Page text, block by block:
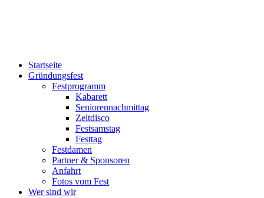
Startseite
Gründungsfest
Festprogramm
Kabarett
Seniorennachmittag
Zeltdisco
Festsamstag
Festtag
Festdamen
Partner & Sponsoren
Anfahrt
Fotos vom Fest
Wer sind wir